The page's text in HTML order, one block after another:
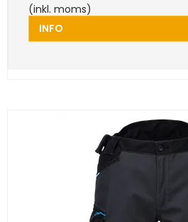
(inkl. moms)
INFO